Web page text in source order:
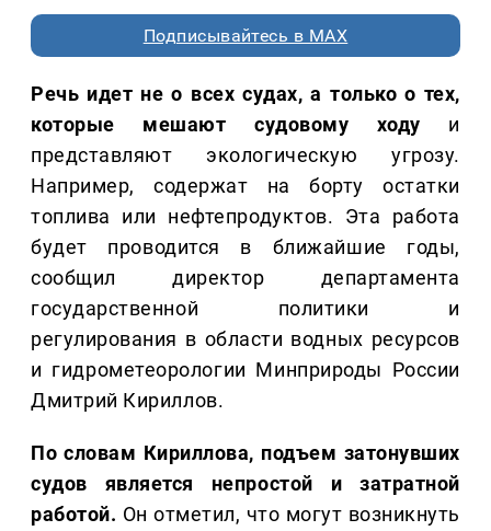
Подписывайтесь в MAX
Речь идет не о всех судах, а только о тех,
которые мешают судовому ходу и
представляют экологическую угрозу.
Например, содержат на борту остатки
топлива или нефтепродуктов. Эта работа
будет проводится в ближайшие годы,
сообщил директор департамента
государственной политики и
регулирования в области водных ресурсов
и гидрометеорологии Минприроды России
Дмитрий Кириллов.
По словам Кириллова, подъем затонувших
судов является непростой и затратной
работой. Он отметил, что могут возникнуть